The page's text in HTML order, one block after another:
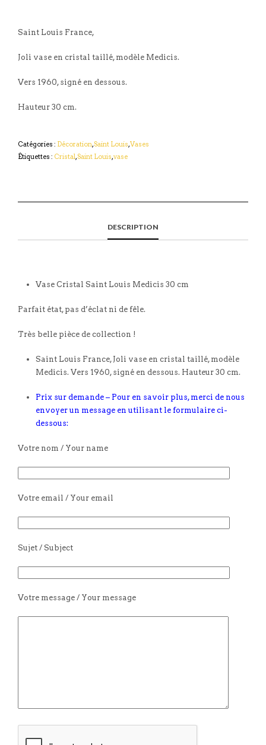
Saint Louis France,
Joli vase en cristal taillé, modèle Medicis.
Vers 1960, signé en dessous.
Hauteur 30 cm.
Catégories : Décoration,Saint Louis,Vases
Étiquettes : Cristal,Saint Louis,vase
DESCRIPTION
Vase Cristal Saint Louis Medicis 30 cm
Parfait état, pas d’éclat ni de fêle.
Très belle pièce de collection !
Saint Louis France, Joli vase en cristal taillé, modèle
Medicis. Vers 1960, signé en dessous. Hauteur 30 cm.
Prix sur demande – Pour en savoir plus, merci de nous
envoyer un message en utilisant le formulaire ci-
dessous:
Votre nom / Your name
Votre email / Your email
Sujet / Subject
Votre message / Your message